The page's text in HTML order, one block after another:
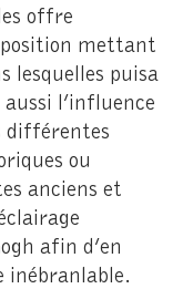
offre
mettant
lesquelles puisa
l’influence
différentes
ou
anciens et
afin d’en
inébranlable.